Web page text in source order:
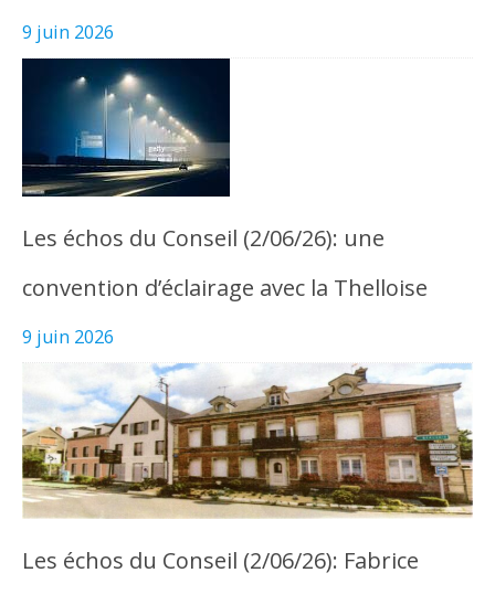
9 juin 2026
Les échos du Conseil (2/06/26): une
convention d’éclairage avec la Thelloise
9 juin 2026
Les échos du Conseil (2/06/26): Fabrice